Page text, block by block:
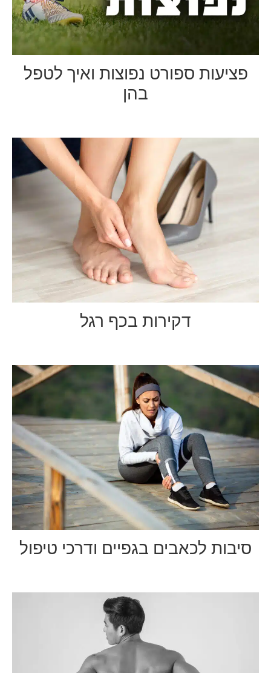
פציעות ספורט נפוצות ואיך לטפל
בהן
דקירות בכף רגל
סיבות לכאבים בגפיים ודרכי טיפול